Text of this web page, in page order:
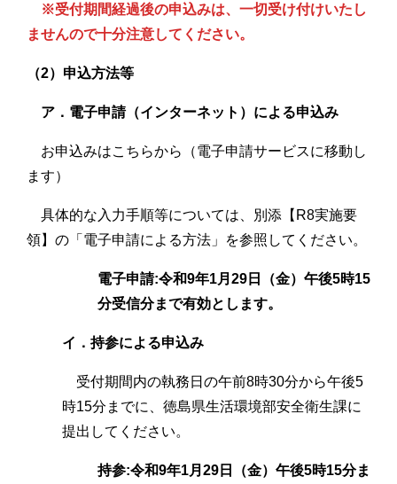
※受付期間経過後の申込みは、一切受け付けいたし
ませんので十分注意してください。
（2）申込方法等
ア．電子申請（インターネット）による申込み
お申込みはこちらから（電子申請サービスに移動し
ます）
具体的な入力手順等については、別添【R8実施要
領】の「電子申請による方法」を参照してください。
電子申請:令和9年1月29日（金）午後5時15
分受信分まで有効とします。
イ．持参による申込み
受付期間内の執務日の午前8時30分から午後5
時15分までに、徳島県生活環境部安全衛生課に
提出してください。
持参:令和9年1月29日（金）午後5時15分ま